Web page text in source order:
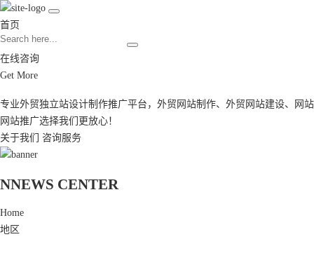
首页
在线咨询
Get More
专业外贸独立站设计制作推广平台， 外贸网站制作、 外贸网站建设、
网站
网站推广选择我们更放心！
关于我们
咨询服务
NNEWS CENTER
Home
地区